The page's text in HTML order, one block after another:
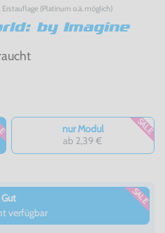
(Platinum o.ä. möglich)
by Imagine
nur Modul
ab 2,39 €
SALE
Gut
verfügbar
SALE